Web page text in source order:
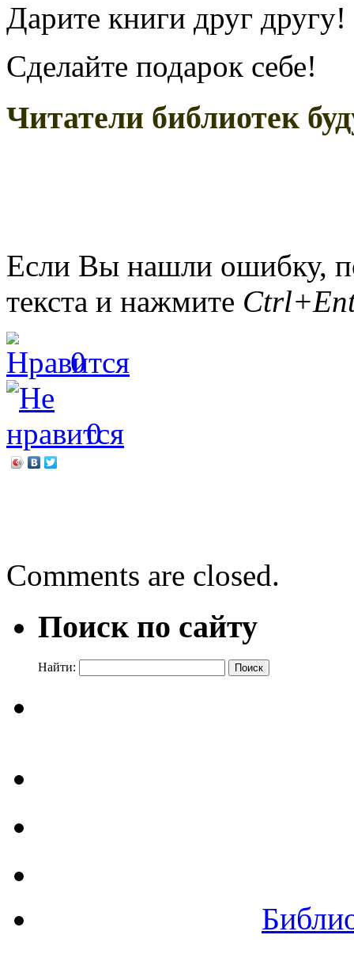
Дарите книги друг другу!
Сделайте подарок себе!
Читатели библиотек
Если Вы нашли ошибку,
текста и нажмите
0
0
Comments are closed.
Поиск по сайту
Найти: